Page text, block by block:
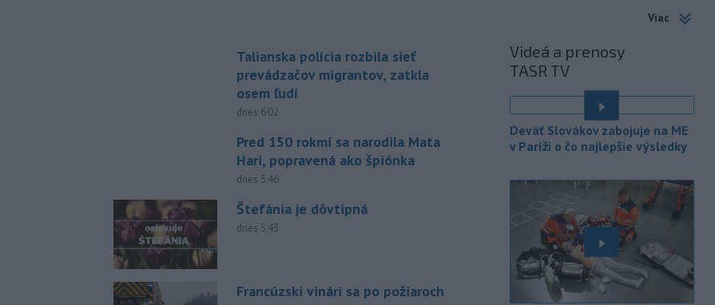
Talianska polícia rozbila sieť
prevádzačov migrantov, zatkla
osem ľudí
dnes 6:02
Pred 150 rokmi sa narodila Mata
Hari, popravená ako špiónka
dnes 5:46
Štefánia je dôvtipná
dnes 5:43
Francúzski vinári sa po požiaroch
Ugandský parlament vo
ugandských vojakovdo
palestínskeho Pásma Gazy, kde by
mali pôsobiť v rámci medzinárodných
stabilizačných síl, ktoré navrhol
americký prezident Donald Trump.
20:07 - Anglická futbalová asociácia
futbalovej federácie (FIFA) Giannimu
Infantinovi, ktorý je pod paľbou kritiky
po jeho neúspešnom pláne.
18:54 - Vo štvrtok do polnoci treba
najmä na západe a severozápade
Slovenska počítať s búrkami.
Viac
Videá a prenosy
TASR TV
Deväť Slovákov zabojuje na ME
v Paríži o čo najlepšie výsledky